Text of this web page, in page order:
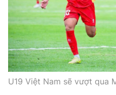
U19 Việt Nam sẽ vượt qua